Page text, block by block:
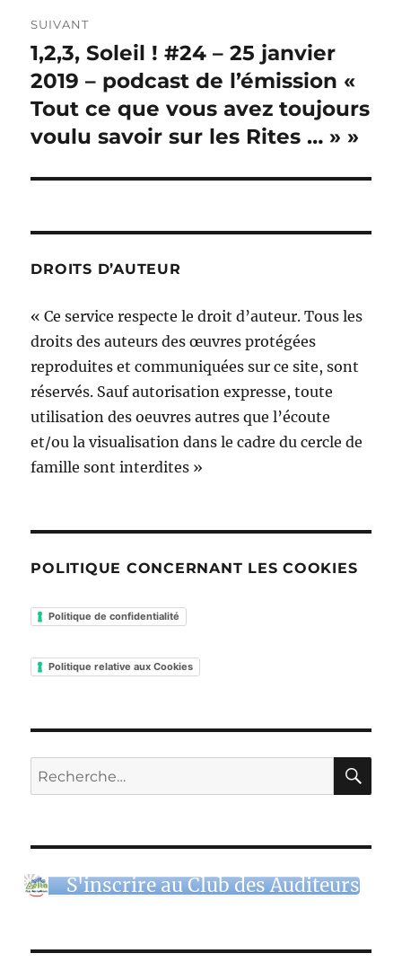
SUIVANT
Publication
suivante :
1,2,3, Soleil ! #24 – 25 janvier
2019 – podcast de l’émission «
Tout ce que vous avez toujours
voulu savoir sur les Rites … » »
DROITS D’AUTEUR
« Ce service respecte le droit d’auteur. Tous les
droits des auteurs des œuvres protégées
reproduites et communiquées sur ce site, sont
réservés. Sauf autorisation expresse, toute
utilisation des oeuvres autres que l’écoute
et/ou la visualisation dans le cadre du cercle de
famille sont interdites »
POLITIQUE CONCERNANT LES COOKIES
Politique de confidentialité
Politique relative aux Cookies
Recherche
pour :
S'inscrire au Club des Auditeurs